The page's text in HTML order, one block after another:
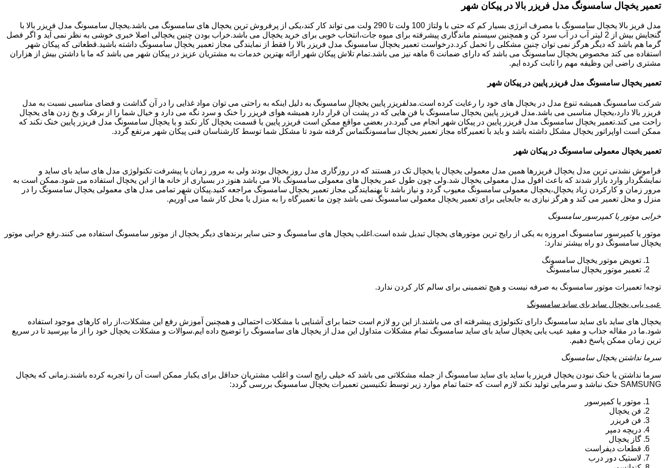
تعمیر یخچال سامسونگ مدل فریزر بالا در پیکان شهر
مدل فریز بالا یخچال سامسونگ با مصرف انرژی بسیار کم که حتی با ولتاژ 100 ولت تا 290 ولت می تواند کار کند،یکی از پرفروش ترین یخچال های سامسونگ می باشد.یخچال سامسونگ مدل فریزر بالا با
گنجایش بیش از 2 لیتر آب در آب سرد کن و همچنین سیستم ماندگاری پیشرفته برای میوه جات،انتخاب خوبی برای خرید یخچال می باشد.خراب بودن چنین یخچالی اصلا خبری خوشی به نظر نمی آید و اگر فصل
گرما هم باشد که دیگر هرگز نمی توان چنین مشکلی را تحمل کرد.درخواست تعمیر یخچال سامسونگ مدل فریزر بالا را فقط از نمایندگی مجاز تعمیر یخچال سامسونگ داشته باشید.قطعاتی که پیکان شهر
استفاده می کند مخصوص یخچال سامسونگ می باشد که دارای ضمانت 6 ماهه نیز می باشد.تمام تلاش پیکان شهر ارائه بهترین خدمات به مشتریان عزیز در پیکان شهر می باشد که ما با داشتن بیش از هزاران
مشتری راضی این وظیفه مهم را ثابت کرده ایم.
تعمیر یخچال سامسونگ مدل فریزر پایین در پیکان شهر
شرکت سامسونگ همیشه تنوع مدل در یخچال های خود را رعایت کرده است.مدلفریزر پایین یخچال سامسونگ به دلیل اینکه به راحتی می توان مواد غذایی را در آن گذاشت و فضای مناسبی نسبت به مدل
فریزر بالا دارد،یخچال مناسبی می باشد.مدل فریزر پایین یخچال سامسونگ با فن هایی که در پشت آن قرار دارد همیشه هوای فریزر را خنک و سرد نگه می دارد و خیال شما را از برفک و یخ زدن های یخچال
راحت می کند.تعمیر یخچال سامسونگ مدل فریزر پایین در پیکان شهر انجام می گیرد.در بعضی مواقع ممکن است فریزر پایین یا قسمت یخچال کار نکند و یا یخچال سامسونگ مدل فریزر پایین خنک نکند که
ممکن است اواپراتور یخچال مشکل داشته باشد و باید با تعمیرگاه مجاز تعمیر یخچال سامسونگتماس گرفته شود تا مشکل شما توسط کارشناسان فنی پیکان شهر مرتفع گردد.
تعمیر یخچال معمولی سامسونگ در پیکان شهر
فراموش نشدنی ترین مدل یخچال فریزرها همین مدل معمولی یخچال یا یخچال تک در هستند که در روزگاری مدل روز یخچال بودند ولی به مرور زمان با پیشرفت تکنولوژی مدل های ساید بای ساید و
نمایشگردار وارد بازار شدند که باعث افول مدل معمولی یخچال شد.ولی چون طول عمر یخچال های معمولی سامسونگ بالا می باشد هنوز در بسیاری از خانه ها از این یخچال استفاده می شود.ممکن است به
مرور زمان و کارکردن زیاد یخچال،یخچال معمولی سامسونگ معیوب گردد و نیاز باشد تا بهنمایندگی مجاز تعمیر یخچال سامسونگ مراجعه کنید.پیکان شهر تمامی مدل های معمولی یخچال سامسونگ را در
منزل و محل تعمیر می کند و هرگز نیازی به جابجایی برای تعمیر یخچال معمولی سامسونگ نمی باشد چون ما تعمیرگاه را به منزل یا محل کار شما می آوریم.
خرابی موتور یا کمپرسور سامسونگ
موتور یا کمپرسور سامسونگ امروزه به یکی از رایج ترین موتورهای یخچال تبدیل شده است.اغلب یخچال های سامسونگ و حتی سایر برندهای دیگر یخچال از موتور سامسونگ استفاده می کنند.رفع خرابی موتور
یخچال سامسونگ دو راه بیشتر ندارد:
تعویض موتور یخچال سامسونگ
تعمیر موتور یخچال سامسونگ
توجه! تعمیرات موتور سامسونگ به صرفه نیست و هیچ تضمینی برای سالم کار کردن ندارد.
عیب یابی یخچال ساید بای ساید سامسونگ
یخچال های ساید بای ساید سامسونگ دارای تکنولوژی پیشرفته ای می باشند.از این رو لازم است حتما برای آشنایی با مشکلات احتمالی و همچنین آموزش رفع این مشکلات،از راه کارهای موجود استفاده
شود.ما در مقاله جذاب و مفید عیب یابی یخچال ساید بای ساید سامسونگ تمام مشکلات متداول این مدل از یخچال های سامسونگ را توضیح داده ایم.سوالات و مشکلات یخچال خود را از ما بپرسید تا در سریع
ترین زمان ممکن پاسخ دهیم.
سرما نداشتن یخچال سامسونگ
سرما نداشتن یا خنک نبودن یخچال فریزر یا ساید بای ساید سامسونگ از جمله مشکلاتی می باشد که خیلی رایج است و اغلب مشتریان حداقل برای یکبار ممکن است آن را تجربه کرده باشند.زمانی که یخچال
SAMSUNG خنک نباشد و سرمایی تولید نکند لازم است که حتما تمام موارد زیر توسط تکنیسین تعمیرات یخچال سامسونگ بررسی گردد:
موتور یا کمپرسور
فن یخچال
فن فریزر
دریچه دمپر
گاز یخچال
قطعات دیفراست
لاستیک دور درب